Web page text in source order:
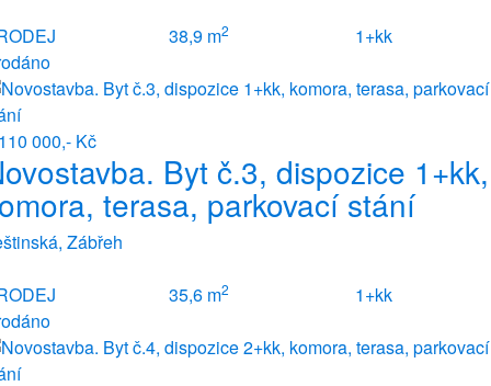
38,9 m2
1+kk
000,- Kč
Byt č.3, dispozice 1+kk,
terasa, parkovací stání
Zábřeh
35,6 m2
1+kk